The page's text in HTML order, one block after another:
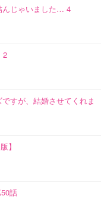
んじゃいました… 4
2
すが、結婚させてくれま
】
話